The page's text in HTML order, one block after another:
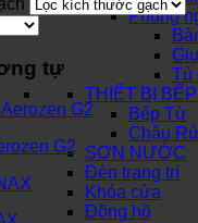
Phòng
Tủ
THIẾT BỊ BẾP
Bếp Từ
Chậu
SƠN NƯỚC
Đèn trang trí
Khóa cửa
Đồng hồ
tự
G2